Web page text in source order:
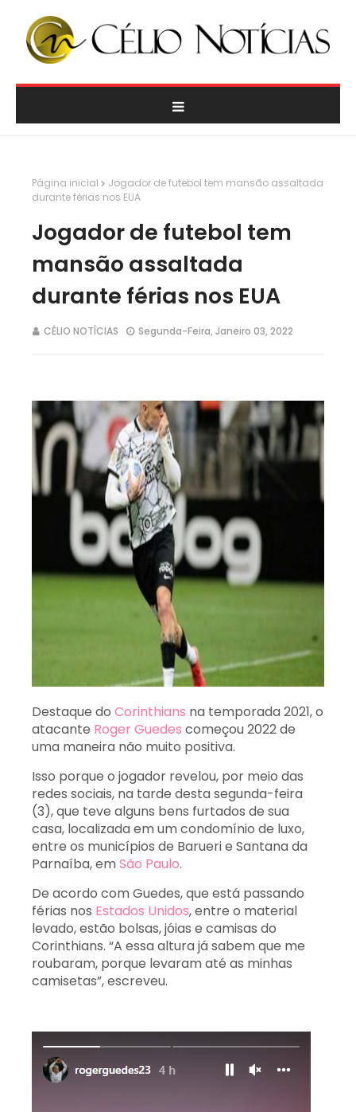
Página inicial
Jogador de futebol tem mansão assaltada
durante férias nos EUA
Jogador de futebol tem
mansão assaltada
durante férias nos EUA
CÉLIO NOTÍCIAS Segunda-Feira, Janeiro 03, 2022
Destaque do Corinthians na temporada 2021, o
atacante Roger Guedes começou 2022 de
uma maneira não muito positiva.
Isso porque o jogador revelou, por meio das
redes sociais, na tarde desta segunda-feira
(3), que teve alguns bens furtados de sua
casa, localizada em um condomínio de luxo,
entre os municípios de Barueri e Santana da
Parnaíba, emSão Paulo.
De acordo com Guedes, que está passando
férias nos Estados Unidos, entre o material
levado, estão bolsas, jóias e camisas do
Corinthians. “A essa altura já sabem que me
roubaram, porque levaram até as minhas
camisetas”, escreveu.